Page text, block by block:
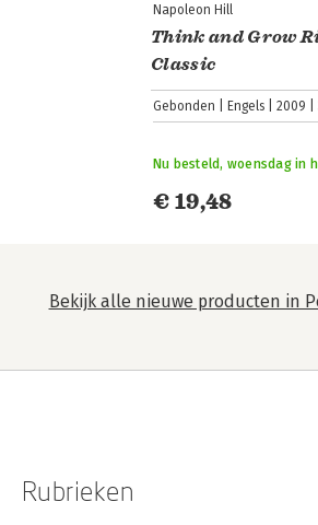
Napoleon Hill
Think and Grow
Classic
Gebonden Engels 2009
€ 19,48
Nu besteld, woensdag in
Bekijk alle nieuwe producten in
Rubrieken